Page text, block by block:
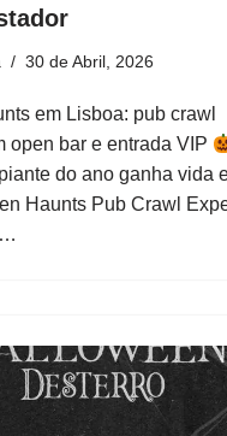
30 de Abril, 2026
em Lisboa: pub crawl
open bar e entrada VIP
do ano ganha vida
Haunts Pub Crawl